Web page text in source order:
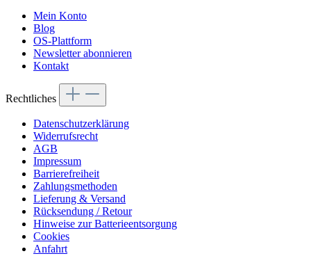
Mein Konto
Blog
OS-Plattform
Newsletter abonnieren
Kontakt
Rechtliches
Datenschutzerklärung
Widerrufsrecht
AGB
Impressum
Barrierefreiheit
Zahlungsmethoden
Lieferung & Versand
Rücksendung / Retour
Hinweise zur Batterieentsorgung
Cookies
Anfahrt